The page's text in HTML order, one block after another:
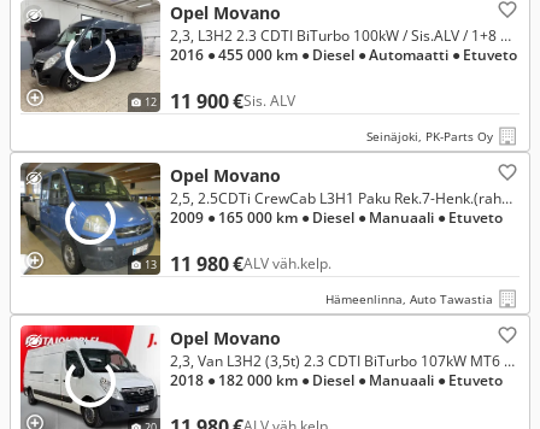
12
Opel Movano
11 900 €Sis. ALV
2,3, L3H2 2.3 CDTI BiTurbo 100kW / Sis.ALV / 1+8 B Kortti / Tupla Webastot / Hifit / CarPlay /
2016 ● 455 000 km ● Diesel ● Automaatti ● Etuveto
Seinäjoki, PK-Parts Oy
13
Opel Movano
11 980 €ALV väh.kelp.
2,5, 2.5CDTi CrewCab L3H1 Paku Rek.7-Henk.(rahoitus ilman käsirahaa)
2009 ● 165 000 km ● Diesel ● Manuaali ● Etuveto
Hämeenlinna, Auto Tawastia
Opel Movano
2,3, Van L3H2 (3,5t) 2.3 CDTI BiTurbo 107kW MT6 FWD (XZ27)
2018 ● 182 000 km ● Diesel ● Manuaali ● Etuveto